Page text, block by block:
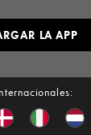
LA APP